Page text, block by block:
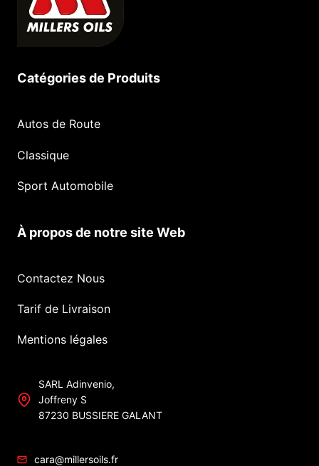
Catégories de Produits
Autos de Route
Classique
Sport Automobile
À propos de notre site Web
Contactez Nous
Tarif de Livraison
Mentions légales
SARL Adinvenio,
Joffreny S
87230 BUSSIERE GALANT
cara@millersoils.fr